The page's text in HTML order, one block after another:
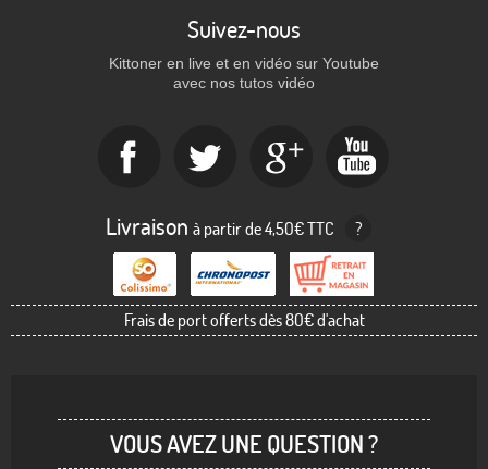
Suivez-nous
Kittoner en live et en vidéo sur Youtube
avec nos tutos vidéo
Livraison à partir de 4,50€ TTC ?
Frais de port offerts dès 80€ d'achat
VOUS AVEZ UNE QUESTION ?